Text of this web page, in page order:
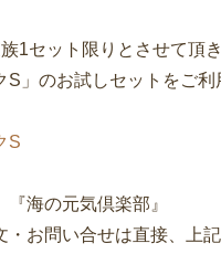
1セット限りとさせて頂
S」のお試しセットをご
S
海の元気倶楽部』
お問い合せは直接、上